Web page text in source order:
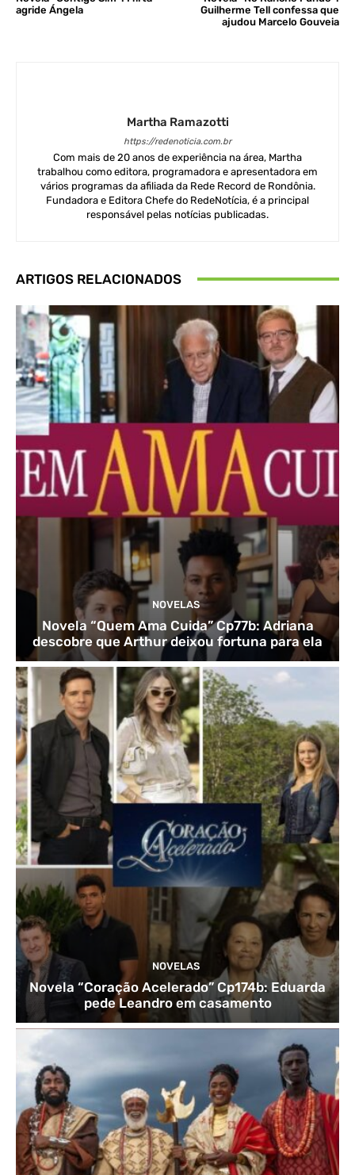
agride Ángela
Guilherme Tell confessa que
ajudou Marcelo Gouveia
Martha Ramazotti
https://redenoticia.com.br
Com mais de 20 anos de experiência na área, Martha
trabalhou como editora, programadora e apresentadora em
vários programas da afiliada da Rede Record de Rondônia.
Fundadora e Editora Chefe do RedeNotícia, é a principal
responsável pelas notícias publicadas.
ARTIGOS RELACIONADOS
NOVELAS
Novela “Quem Ama Cuida” Cp77b: Adriana
descobre que Arthur deixou fortuna para ela
NOVELAS
Novela “Coração Acelerado” Cp174b: Eduarda
pede Leandro em casamento